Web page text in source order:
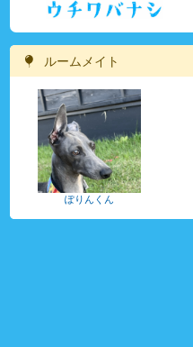
ルームメイト
ぽりんくん